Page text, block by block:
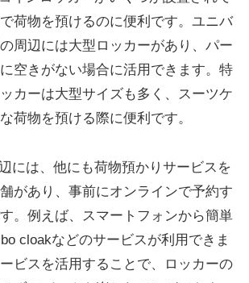
荷物を預けるのに便利です。ユニバ
周辺には大型ロッカーがあり、パー
空きがない場合に活用できます。特
カーは大型サイズも多く、スーツケ
荷物を預ける際に便利です。
には、他にも荷物預かりサービスを
があり、事前にオンラインで予約す
。例えば、スマートフォンから簡単
cloakなどのサービスが利用できま
ビスを活用することで、ロッカーの